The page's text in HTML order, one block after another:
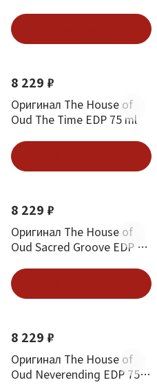
8 229 ₽
Оригинал The House of
Oud The Time EDP 75 ml
8 229 ₽
Оригинал The House of
Oud Sacred Groove EDP 75
8 229 ₽
Оригинал The House of
Oud Neverending EDP 75